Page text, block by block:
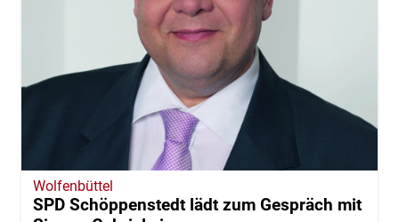
Wolfenbüttel
SPD Schöppenstedt lädt zum Gespräch mit